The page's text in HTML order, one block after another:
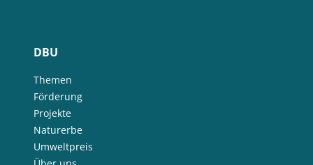
DBU
Themen
Förderung
Projekte
Naturerbe
Umweltpreis